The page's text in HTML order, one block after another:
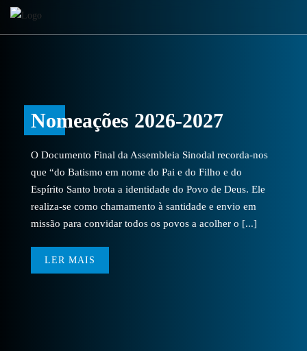
Nomeações 2026-2027
O Documento Final da Assembleia Sinodal recorda-nos
que “do Batismo em nome do Pai e do Filho e do
Espírito Santo brota a identidade do Povo de Deus. Ele
realiza-se como chamamento à santidade e envio em
missão para convidar todos os povos a acolher o [...]
LER MAIS